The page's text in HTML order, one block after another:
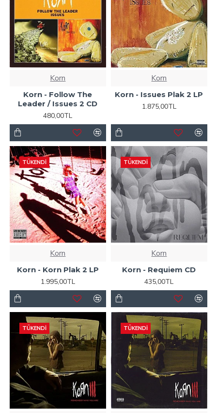
Korn
Korn - Follow The
Leader / Issues 2 CD
480,00TL
Korn
Korn - Issues Plak 2 LP
1.875,00TL
TÜKENDI
Korn
Korn - Korn Plak 2 LP
1.995,00TL
TÜKENDI
Korn
Korn - Requiem CD
435,00TL
TÜKENDI TÜKENDI